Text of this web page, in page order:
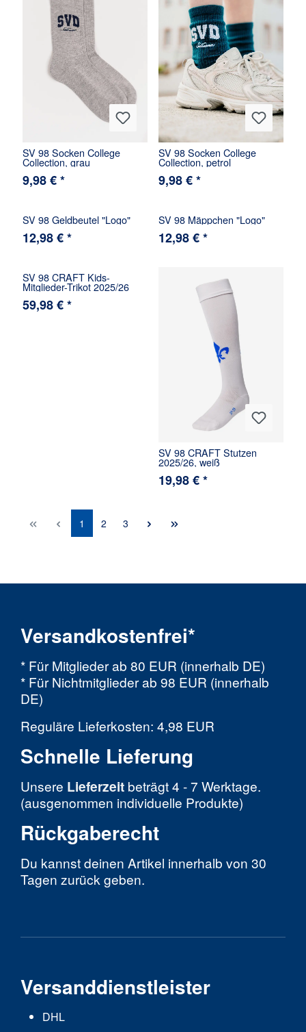
SV 98 Socken College
Collection, grau
9,98 € *
SV 98 Socken College
Collection, petrol
9,98 € *
SV 98 Geldbeutel "Logo"
12,98 € *
SV 98 Mäppchen "Logo"
12,98 € *
SV 98 CRAFT Kids-
Mitglieder-Trikot 2025/26
59,98 € *
SV 98 CRAFT Stutzen
2025/26, weiß
19,98 € *
1 2 3
Versandkostenfrei*
* Für Mitglieder ab 80 EUR (innerhalb DE)
* Für Nichtmitglieder ab 98 EUR (innerhalb
DE)
Reguläre Lieferkosten: 4,98 EUR
Schnelle Lieferung
Unsere Lieferzeit beträgt 4 - 7 Werktage.
(ausgenommen individuelle Produkte)
Rückgaberecht
Du kannst deinen Artikel innerhalb von 30
Tagen zurück geben.
Versanddienstleister
DHL